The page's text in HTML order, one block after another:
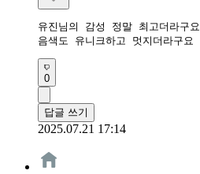
유진님의 감성 정말 최고더라구요
음색도 유니크하고 멋지더라구요
0
답글 쓰기
2025.07.21 17:14